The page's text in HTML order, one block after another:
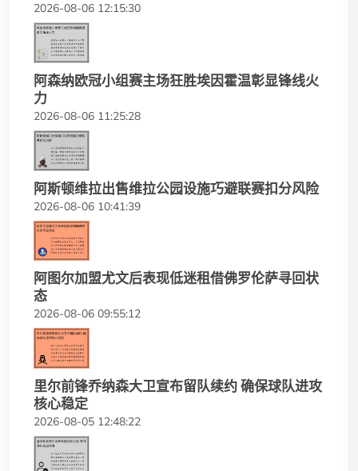
2026-08-06 12:15:30
阿森纳欧冠小组赛主场狂胜埃因霍温彰显锋线火
力
2026-08-06 11:25:28
阿斯顿维拉出售维拉公园设施巧避联赛扣分风险
2026-08-06 10:41:39
阿图尔加盟尤文后表现低迷租借佛罗伦萨寻回状
态
2026-08-06 09:55:12
里尔前锋乔纳森大卫宣布留队续约 确保球队进攻
核心稳定
2026-08-05 12:48:22